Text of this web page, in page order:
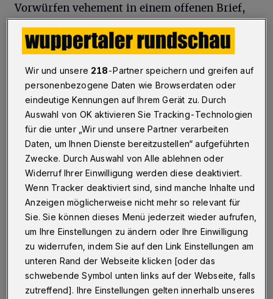
Vorwürfen vehement in einem offenen Brief,
den wir in Auszügen abdrucken.
"Ihr Interview haben wir sehr aufmerksam
gelesen und möchten uns vorab für Ihr nach
wie vor großes Interesse an unserem Haus
bedanken. Gleichzeitig macht es uns sehr
betroffen, auf welcher Grundlage hier der
Arbeitsplatz und der Arbeitgeber von mehr als
2.000 großartigen Kolleginnen und Kollegen
herabgewürdigt wird. Vor diesem Hintergrund
möchten wir auf einige Ihrer Kritikpunkte
näher eingehen, die in der Summe ein sehr
verzerrtes Bild zeichnen. Auch bilden viele
Ihrer Informationen nicht den aktuellen Stand
ab, über den wir Sie gerne in Kenntnis setzen.
Wir und unsere 218-Partner speichern und greifen auf
personenbezogene Daten wie Browserdaten oder
eindeutige Kennungen auf Ihrem Gerät zu. Durch
Auswahl von OK aktivieren Sie Tracking-Technologien
für die unter „Wir und unsere Partner verarbeiten
Daten, um Ihnen Dienste bereitzustellen“ aufgeführten
Zwecke. Durch Auswahl von Alle ablehnen oder
Widerruf Ihrer Einwilligung werden diese deaktiviert.
Wenn Tracker deaktiviert sind, sind manche Inhalte und
Anzeigen möglicherweise nicht mehr so relevant für
Sie. Sie können dieses Menü jederzeit wieder aufrufen,
um Ihre Einstellungen zu ändern oder Ihre Einwilligung
zu widerrufen, indem Sie auf den Link Einstellungen am
unteren Rand der Webseite klicken [oder das
schwebende Symbol unten links auf der Webseite, falls
zutreffend]. Ihre Einstellungen gelten innerhalb unseres